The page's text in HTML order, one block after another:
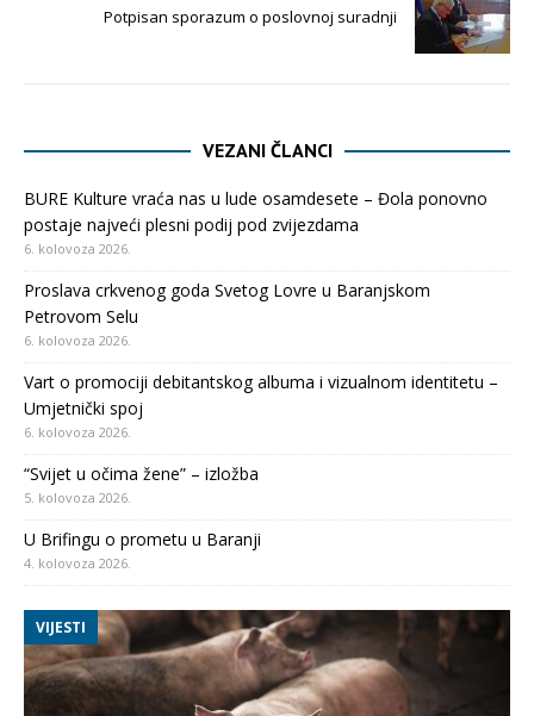
Potpisan sporazum o poslovnoj suradnji
VEZANI ČLANCI
BURE Kulture vraća nas u lude osamdesete – Đola ponovno
postaje najveći plesni podij pod zvijezdama
6. kolovoza 2026.
Proslava crkvenog goda Svetog Lovre u Baranjskom
Petrovom Selu
6. kolovoza 2026.
Vart o promociji debitantskog albuma i vizualnom identitetu –
Umjetnički spoj
6. kolovoza 2026.
“Svijet u očima žene” – izložba
5. kolovoza 2026.
U Brifingu o prometu u Baranji
4. kolovoza 2026.
VIJESTI